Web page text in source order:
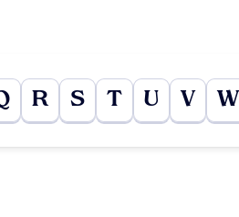
R S T U V W